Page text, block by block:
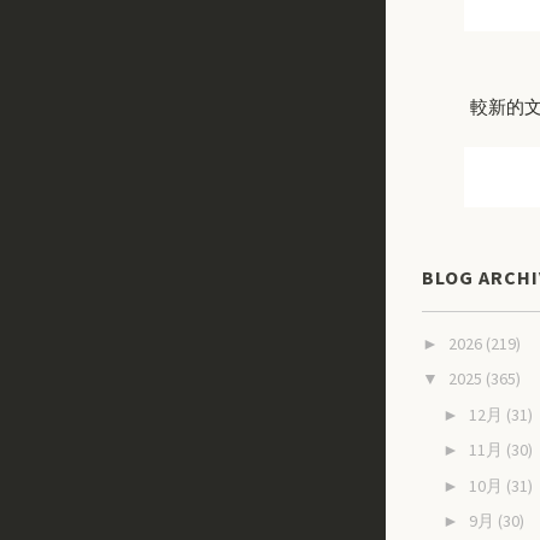
較新的
BLOG
► 2026 (219)
▼ 2025 (365)
► 12月 (31)
► 11月 (30)
► 10月 (31)
► 9月 (30)